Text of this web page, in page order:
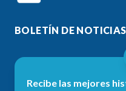
BOLETÍN DE NOTICIAS
Recibe las mejores